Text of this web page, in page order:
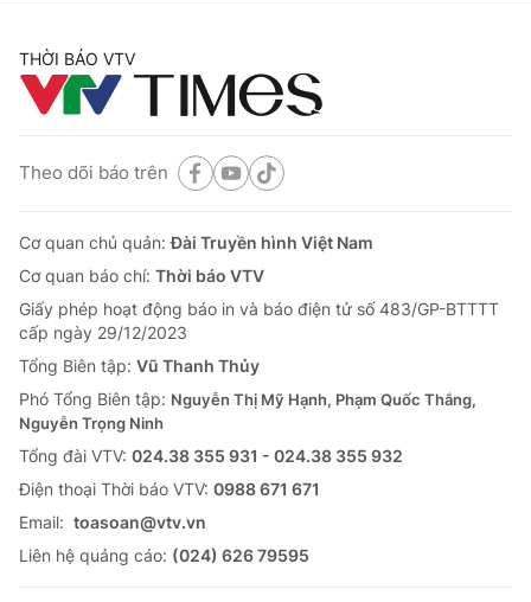
THỜI BÁO VTV
Theo dõi báo trên
Cơ quan chủ quản:Đài Truyền hình Việt Nam
Cơ quan báo chí: Thời báo VTV
Giấy phép hoạt động báo in và báo điện tử số 483/GP-BTTTT
cấp ngày 29/12/2023
Tổng Biên tập: Vũ Thanh Thủy
Phó Tổng Biên tập: Nguyễn Thị Mỹ Hạnh, Phạm Quốc Thắng,
Nguyễn Trọng Ninh
Tổng đài VTV: 024.38 355 931 - 024.38 355 932
Ðiện thoại Thời báo VTV: 0988 671 671
Email: toasoan@vtv.vn
Liên hệ quảng cáo: (024) 626 79595